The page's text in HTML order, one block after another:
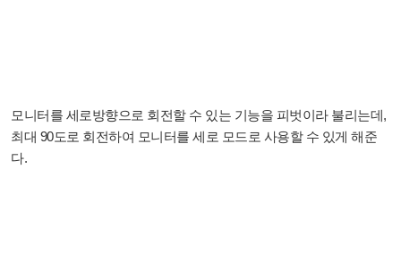
모니터를 세로방향으로 회전할 수 있는 기능을 피벗이라 불리는데,
최대 90도로 회전하여 모니터를 세로 모드로 사용할 수 있게 해준
다.